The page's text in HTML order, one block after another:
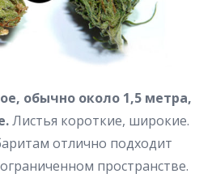
обычно около 1,5 метра,
Листья короткие, широкие.
отлично подходит
пространстве.